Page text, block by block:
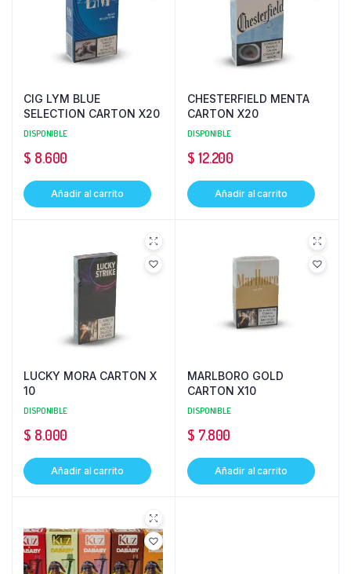
CIG LYM BLUE
SELECTION CARTON X20
DISPONIBLE
$ 8.600
Añadir al carrito
CHESTERFIELD MENTA
CARTON X20
DISPONIBLE
$ 12.200
Añadir al carrito
LUCKY MORA CARTON X
10
DISPONIBLE
$ 8.000
Añadir al carrito
MARLBORO GOLD
CARTON X10
DISPONIBLE
$ 7.800
Añadir al carrito